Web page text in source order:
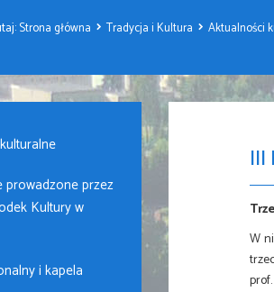
Strona główna Tradycja i Kultura Aktualności
prowadzone przez
Kultury w
i kapela
III
W